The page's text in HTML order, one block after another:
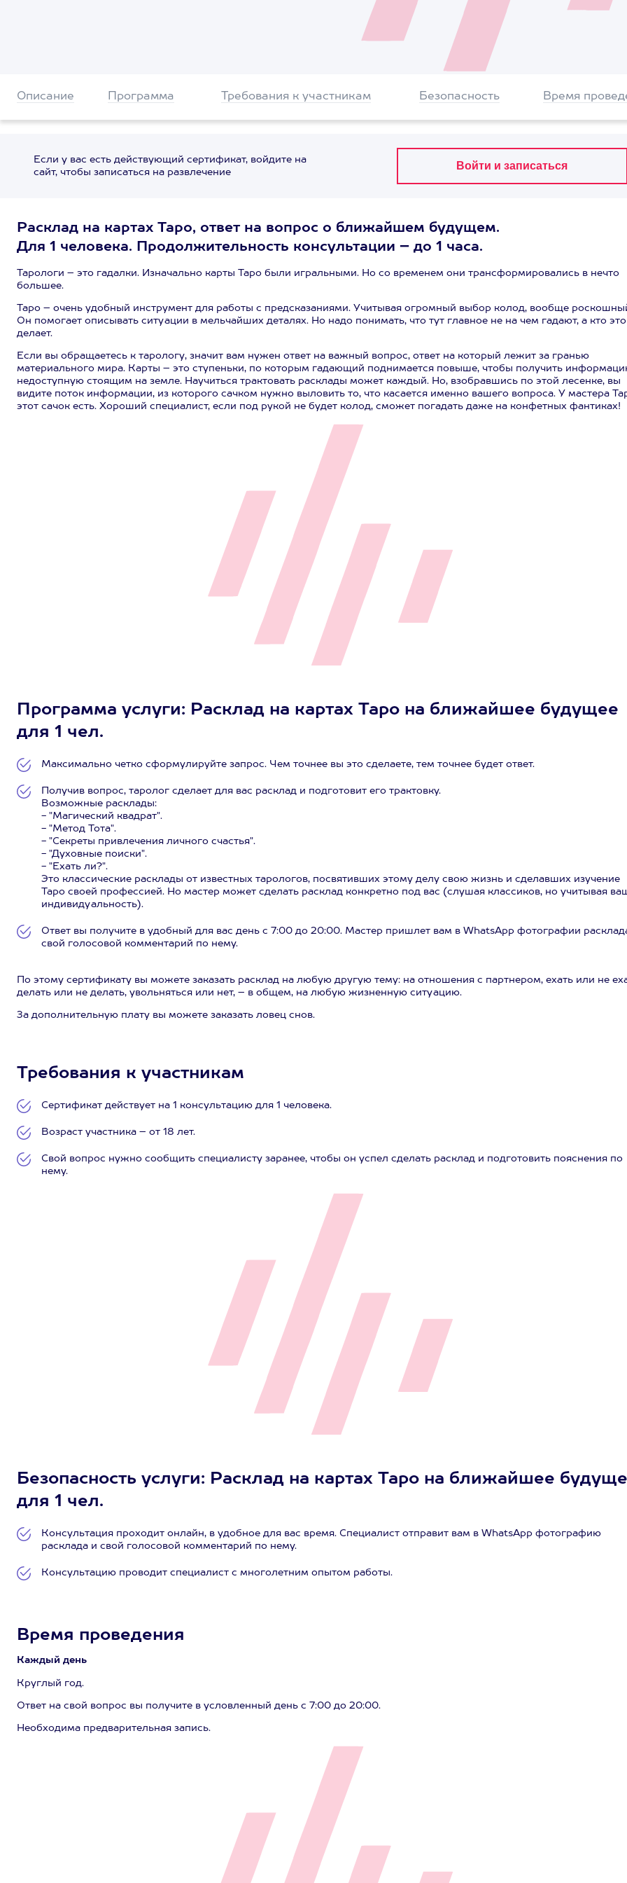
Описание Программа Требования к участникам Безопасность Время
Если у вас есть действующий сертификат, войдите на
сайт, чтобы записаться на развлечение
Расклад на картах Таро, ответ на вопрос о ближайшем будущем.
Для 1 человека. Продолжительность консультации – до 1 часа.
Тарологи – это гадалки. Изначально карты Таро были игральными. Но со временем они трансформировались в нечто
большее.
Таро – очень удобный инструмент для работы с предсказаниями. Учитывая огромный выбор колод, вообще
Он помогает описывать ситуации в мельчайших деталях. Но надо понимать, что тут главное не на чем гадают, а кто это
делает.
Если вы обращаетесь к тарологу, значит вам нужен ответ на важный вопрос, ответ на который лежит за гранью
материального мира. Карты – это ступеньки, по которым гадающий поднимается повыше, чтобы получить
недоступную стоящим на земле. Научиться трактовать расклады может каждый. Но, взобравшись по этой лесенке, вы
видите поток информации, из которого сачком нужно выловить то, что касается именно вашего вопроса. У мастера
этот сачок есть. Хороший специалист, если под рукой не будет колод, сможет погадать даже на конфетных фантиках!
Программа услуги: Расклад на картах Таро на ближайшее будущее
для 1 чел.
Максимально четко сформулируйте запрос. Чем точнее вы это сделаете, тем точнее будет ответ.
Получив вопрос, таролог сделает для вас расклад и подготовит его трактовку.
Возможные расклады:
- "Магический квадрат".
- "Метод Тота".
- "Секреты привлечения личного счастья".
- "Духовные поиски".
- "Ехать ли?".
Это классические расклады от известных тарологов, посвятивших этому делу свою жизнь и сделавших изучение
Таро своей профессией. Но мастер может сделать расклад конкретно под вас (слушая классиков, но учитывая
индивидуальность).
Ответ вы получите в удобный для вас день с 7:00 до 20:00. Мастер пришлет вам в WhatsApp фотографии
свой голосовой комментарий по нему.
По этому сертификату вы можете заказать расклад на любую другую тему: на отношения с партнером, ехать или не
делать или не делать, увольняться или нет, – в общем, на любую жизненную ситуацию.
За дополнительную плату вы можете заказать ловец снов.
Требования к участникам
Сертификат действует на 1 консультацию для 1 человека.
Возраст участника – от 18 лет.
Свой вопрос нужно сообщить специалисту заранее, чтобы он успел сделать расклад и подготовить пояснения по
нему.
Безопасность услуги: Расклад на картах Таро на ближайшее
для 1 чел.
Консультация проходит онлайн, в удобное для вас время. Специалист отправит вам в WhatsApp фотографию
расклада и свой голосовой комментарий по нему.
Консультацию проводит специалист с многолетним опытом работы.
Время проведения
Каждый день
Круглый год.
Ответ на свой вопрос вы получите в условленный день с 7:00 до 20:00.
Необходима предварительная запись.